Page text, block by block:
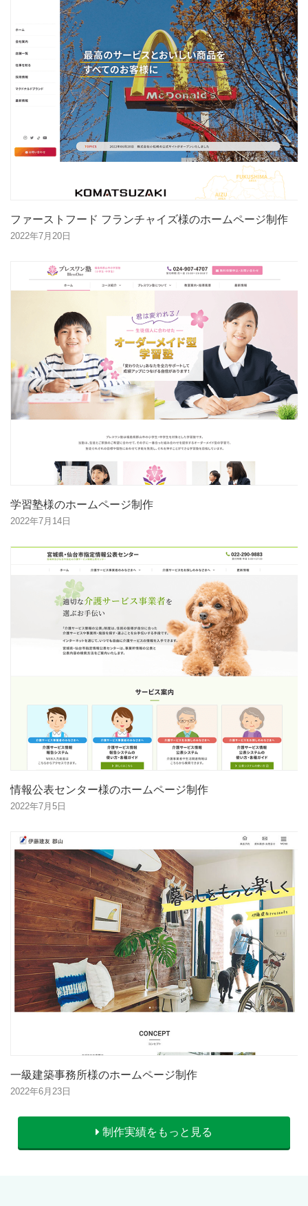
ファーストフード フランチャイズ様のホームページ制作
2022年7月20日
学習塾様のホームページ制作
2022年7月14日
情報公表センター様のホームページ制作
2022年7月5日
一級建築事務所様のホームページ制作
2022年6月23日
制作実績をもっと見る